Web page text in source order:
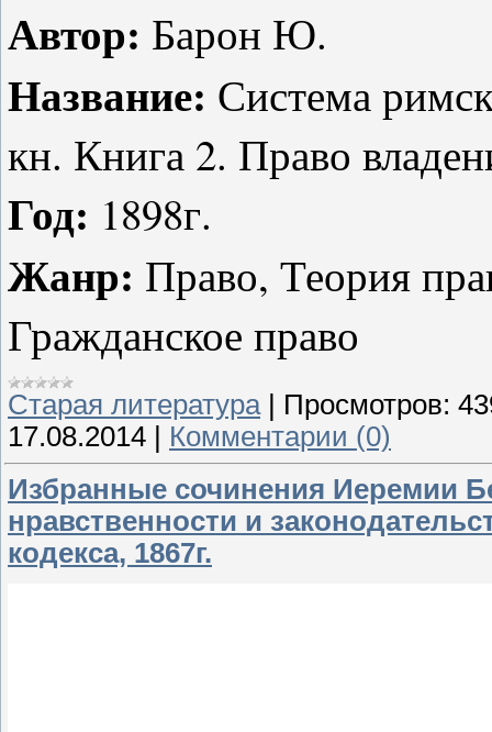
Автор: Барон Ю.
Название: Система
кн. Книга 2. Право
Год: 1898г.
Жанр: Право, Теория
Гражданское право
Старая литература| Просмотров:
17.08.2014
Комментарии (0)
Избранные сочинения Иеремии
нравственности и
кодекса, 1867г.